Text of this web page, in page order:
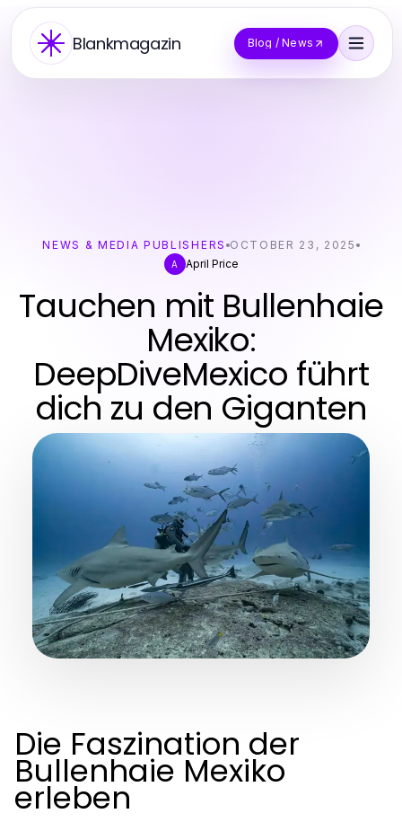
Blankmagazin Blog / News
NEWS & MEDIA PUBLISHERS OCTOBER 23, 2025
A April Price
Tauchen mit Bullenhaie
Mexiko:
DeepDiveMexico führt
dich zu den Giganten
Die Faszination der
Bullenhaie Mexiko
erleben